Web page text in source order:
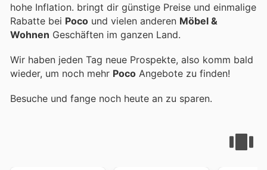
hohe Inflation. bringt dir günstige Preise und einmalige
Rabatte bei Poco und vielen anderen Möbel &
Wohnen Geschäften im ganzen Land.
Wir haben jeden Tag neue Prospekte, also komm bald
wieder, um noch mehr Poco Angebote zu finden!
Besuche und fange noch heute an zu sparen.